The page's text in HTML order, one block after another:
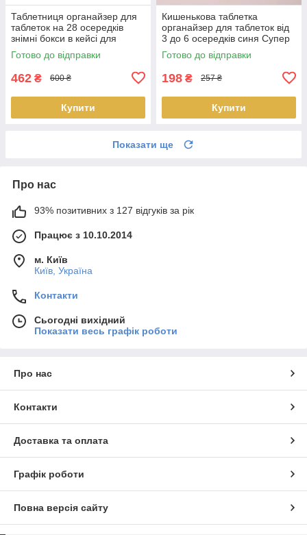
Таблетниця органайзер для
таблеток на 28 осередків
знімні бокси в кейсі для
зберігання Супер ціна
Готово до відправки
462 ₴ 600 ₴
Купити
Кишенькова таблетка
органайзер для таблеток від
3 до 6 осередків синя Супер
ціна
Готово до відправки
198 ₴ 257 ₴
Купити
Показати ще
Про нас
93% позитивних з 127 відгуків за рік
Працює з 10.10.2014
м. Київ
Київ, Україна
Контакти
Сьогодні вихідний
Показати весь графік роботи
Про нас
Контакти
Доставка та оплата
Графік роботи
Повна версія сайту